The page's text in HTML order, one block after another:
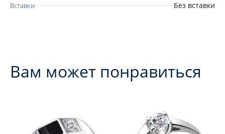
Вставки Без вставки
Вам может понравиться